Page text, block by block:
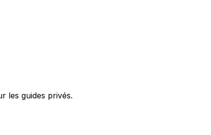
les guides privés.